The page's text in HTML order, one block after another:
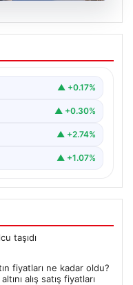
yaralandı
▲ +0.17%
▲ +0.30%
▲ +2.74%
▲ +1.07%
taşıdı
fiyatları ne kadar oldu?
alış satış fiyatları